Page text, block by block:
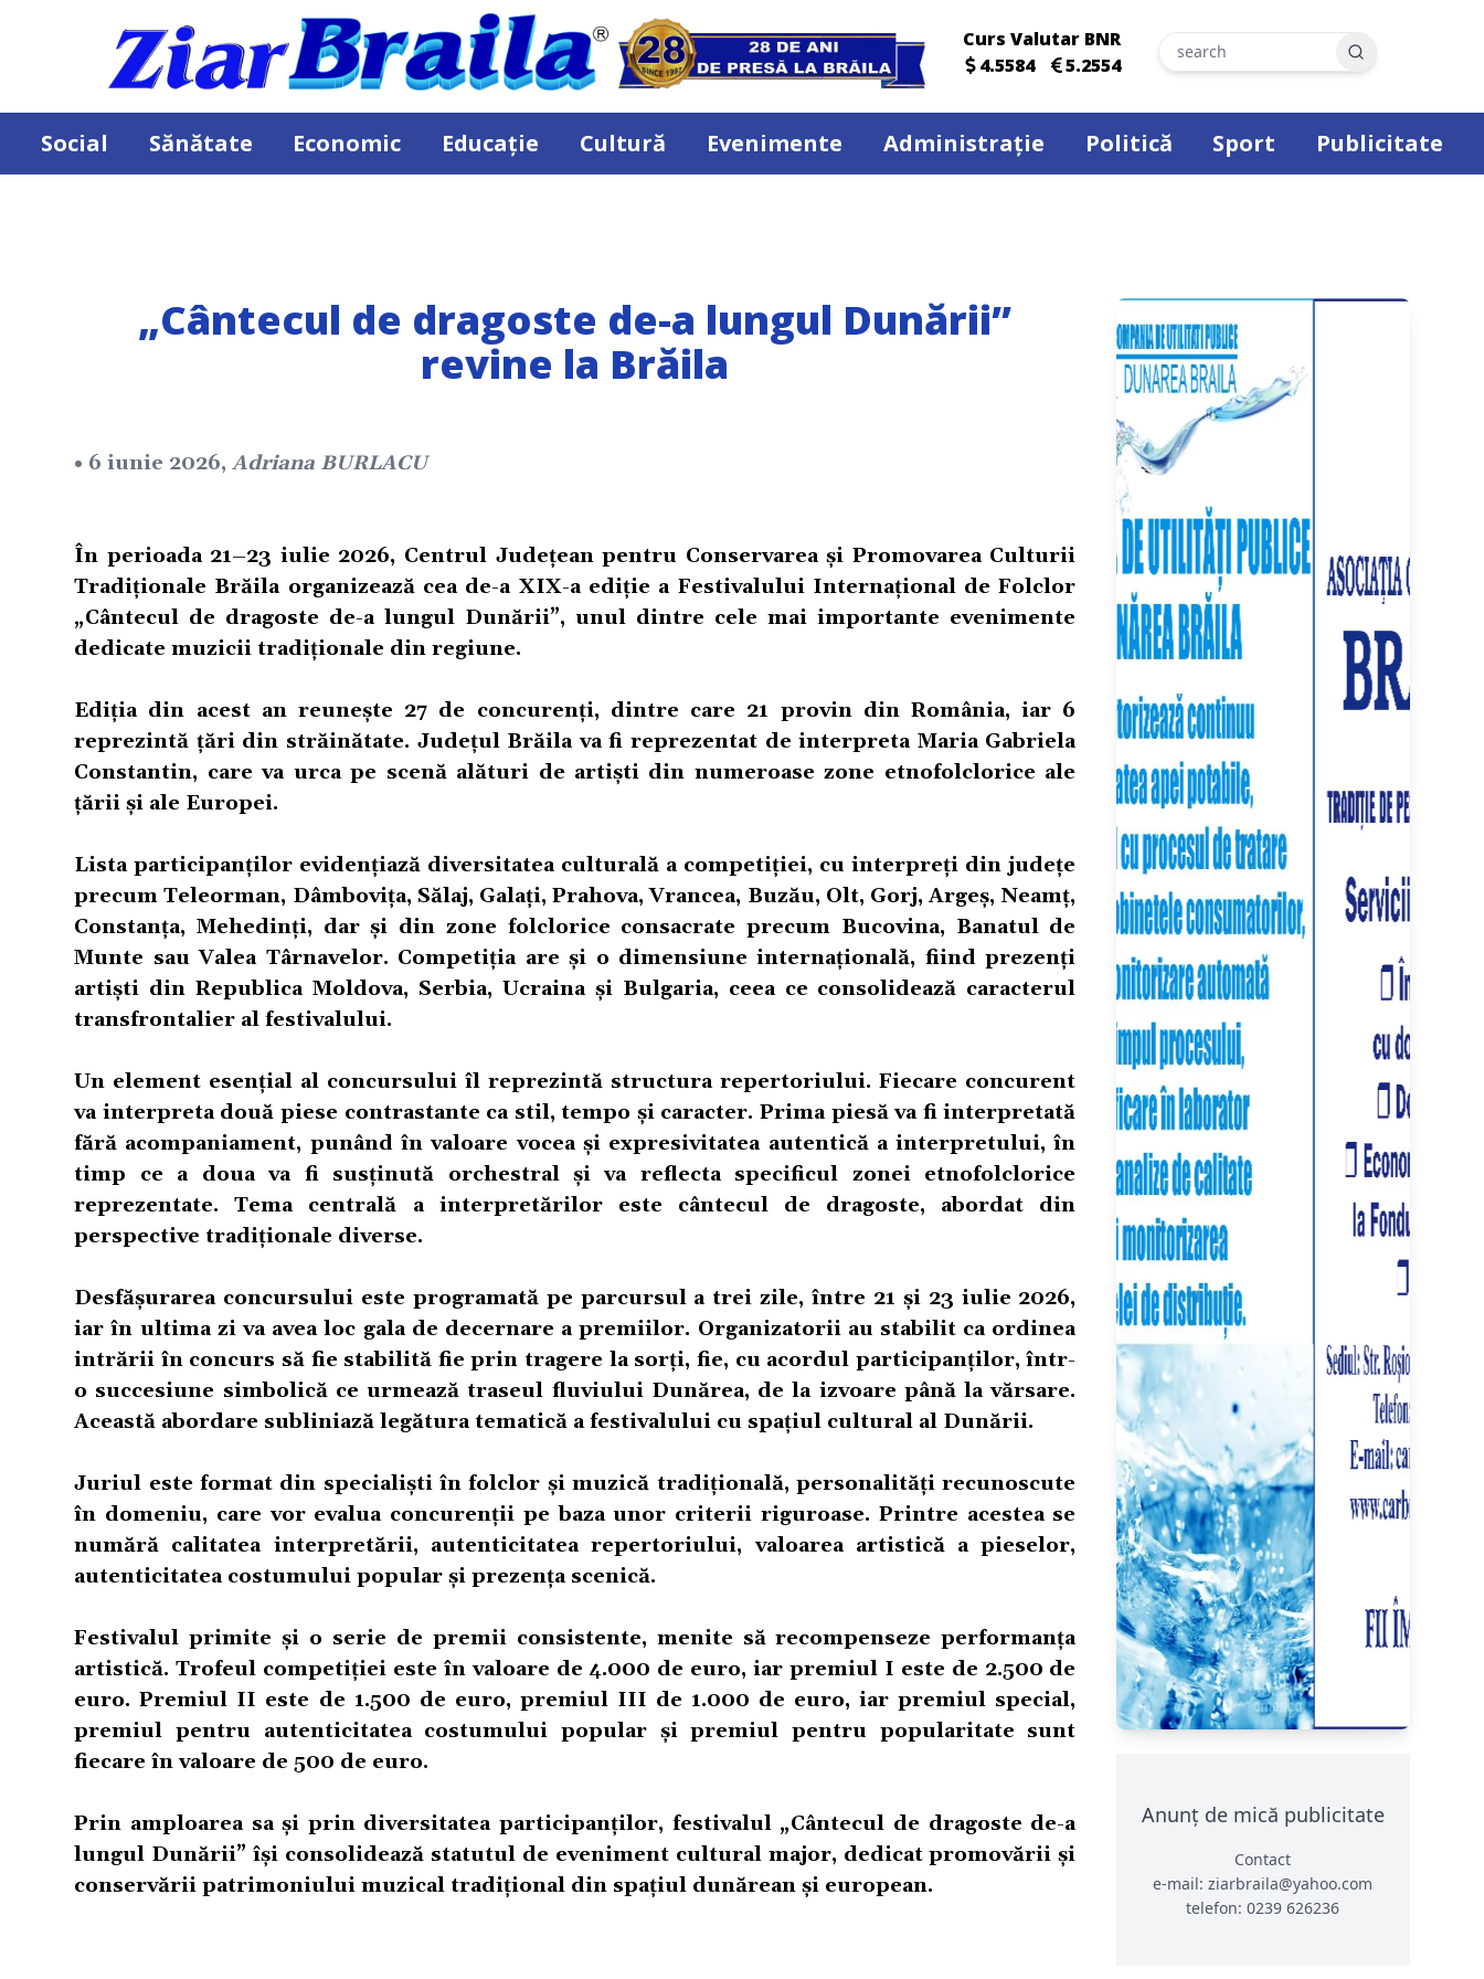
Curs Valutar BNR
4.5584
5.2554
Search
Social Sănătate Economic Educație Cultură Evenimente Administrație Politică Sport Publicitate
„Cântecul de dragoste de-a lungul Dunării”
revine la Brăila
• 6 iunie 2026,Adriana BURLACU
În perioada 21–23 iulie 2026, Centrul Județean pentru Conservarea și Promovarea Culturii
Tradiționale Brăila organizează cea de-a XIX-a ediție a Festivalului Internațional de Folclor
„Cântecul de dragoste de-a lungul Dunării”, unul dintre cele mai importante evenimente
dedicate muzicii tradiționale din regiune.
Ediția din acest an reunește 27 de concurenți, dintre care 21 provin din România, iar 6
reprezintă țări din străinătate. Județul Brăila va fi reprezentat de interpreta Maria Gabriela
Constantin, care va urca pe scenă alături de artiști din numeroase zone etnofolclorice ale
țării și ale Europei.
Lista participanților evidențiază diversitatea culturală a competiției, cu interpreți din județe
precum Teleorman, Dâmbovița, Sălaj, Galați, Prahova, Vrancea, Buzău, Olt, Gorj, Argeș, Neamț,
Constanța, Mehedinți, dar și din zone folclorice consacrate precum Bucovina, Banatul de
Munte sau Valea Târnavelor. Competiția are și o dimensiune internațională, fiind prezenți
artiști din Republica Moldova, Serbia, Ucraina și Bulgaria, ceea ce consolidează caracterul
transfrontalier al festivalului.
Un element esențial al concursului îl reprezintă structura repertoriului. Fiecare concurent
va interpreta două piese contrastante ca stil, tempo și caracter. Prima piesă va fi interpretată
fără acompaniament, punând în valoare vocea și expresivitatea autentică a interpretului, în
timp ce a doua va fi susținută orchestral și va reflecta specificul zonei etnofolclorice
reprezentate. Tema centrală a interpretărilor este cântecul de dragoste, abordat din
perspective tradiționale diverse.
Desfășurarea concursului este programată pe parcursul a trei zile, între 21 și 23 iulie 2026,
iar în ultima zi va avea loc gala de decernare a premiilor. Organizatorii au stabilit ca ordinea
intrării în concurs să fie stabilită fie prin tragere la sorți, fie, cu acordul participanților, într-
o succesiune simbolică ce urmează traseul fluviului Dunărea, de la izvoare până la vărsare.
Această abordare subliniază legătura tematică a festivalului cu spațiul cultural al Dunării.
Juriul este format din specialiști în folclor și muzică tradițională, personalități recunoscute
în domeniu, care vor evalua concurenții pe baza unor criterii riguroase. Printre acestea se
numără calitatea interpretării, autenticitatea repertoriului, valoarea artistică a pieselor,
autenticitatea costumului popular și prezența scenică.
Festivalul primite și o serie de premii consistente, menite să recompenseze performanța
artistică. Trofeul competiției este în valoare de 4.000 de euro, iar premiul I este de 2.500 de
euro. Premiul II este de 1.500 de euro, premiul III de 1.000 de euro, iar premiul special,
premiul pentru autenticitatea costumului popular și premiul pentru popularitate sunt
fiecare în valoare de 500 de euro.
Prin amploarea sa și prin diversitatea participanților, festivalul „Cântecul de dragoste de-a
lungul Dunării” își consolidează statutul de eveniment cultural major, dedicat promovării și
conservării patrimoniului muzical tradițional din spațiul dunărean și european.
Anunț de mică publicitate
Contact
e-mail: ziarbraila@yahoo.com
telefon: 0239 626236